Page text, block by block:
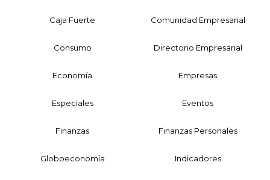
Caja Fuerte Comunidad Empresarial
Consumo Directorio Empresarial
Economía Empresas
Especiales Eventos
Finanzas Finanzas Personales
Globoeconomía Indicadores